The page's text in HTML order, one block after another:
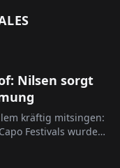
Nilsen sorgt
kräftig mitsingen:
Festivals wurde